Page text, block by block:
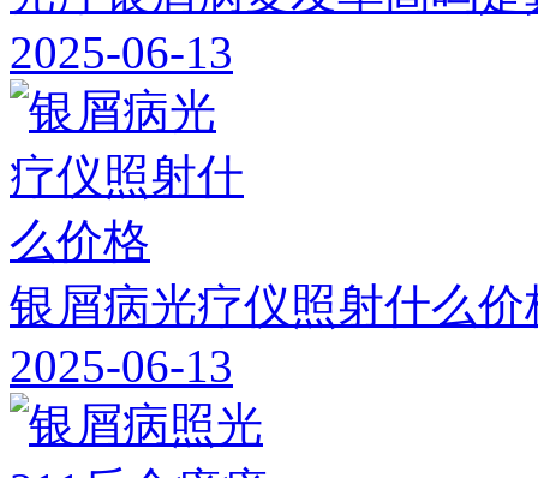
2025-06-13
银屑病光疗仪照射什么价
2025-06-13